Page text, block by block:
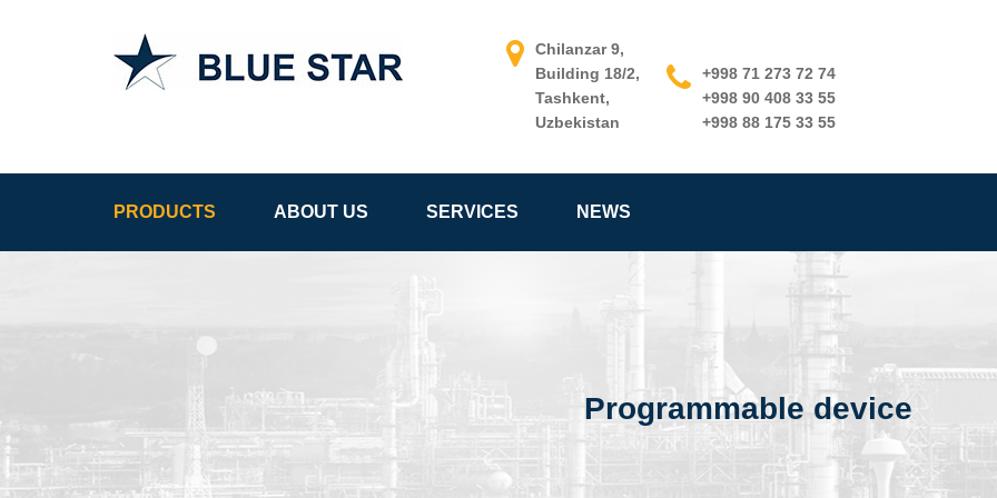
Uzbekistan
Chilanzar 9,
Building 18/2,
Tashkent,
Uzbekistan
+998 71 273 72 74
+998 90 408 33 55
+998 88 175 33 55
PRODUCTS ABOUT US SERVICES NEWS
Programmable device